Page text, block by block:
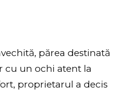
părea destinată
cu un ochi atent la
proprietarul a decis